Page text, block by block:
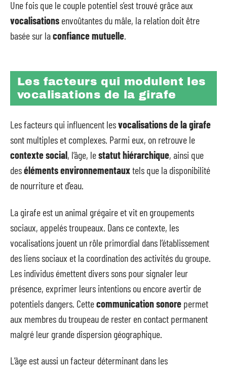
Une fois que le couple potentiel s’est trouvé grâce aux
vocalisations envoûtantes du mâle, la relation doit être
basée sur laconfiance mutuelle.
Les facteurs qui modulent les
vocalisations de la girafe
Les facteurs qui influencent lesvocalisations de la girafe
sont multiples et complexes. Parmi eux, on retrouve le
contexte social, l’âge, lestatut hiérarchique, ainsi que
deséléments environnementauxtels que la disponibilité
de nourriture et d’eau.
La girafe est un animal grégaire et vit en groupements
sociaux, appelés troupeaux. Dans ce contexte, les
vocalisations jouent un rôle primordial dans l’établissement
des liens sociaux et la coordination des activités du groupe.
Les individus émettent divers sons pour signaler leur
présence, exprimer leurs intentions ou encore avertir de
potentiels dangers. Cettecommunication sonore permet
aux membres du troupeau de rester en contact permanent
malgré leur grande dispersion géographique.
L’âge est aussi un facteur déterminant dans les